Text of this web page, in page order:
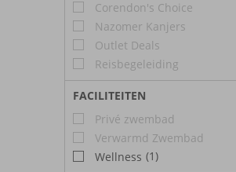
Corendon's Choice
Nazomer Kanjers
Outlet Deals
Reisbegeleiding
FACILITEITEN
Privé zwembad
Verwarmd Zwembad
Wellness (1)